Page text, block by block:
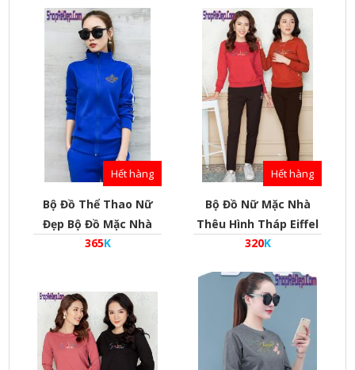
Bd010027
Bd010027
Hết hàng
Bộ Đồ Thể Thao Nữ
Đẹp Bộ Đồ Mặc Nhà
Thêu Hình Vương
365K
Hết hàng
Bộ Đồ Nữ Mặc Nhà
Thêu Hình Tháp Eiffel
Paris Siêu Khuyến Mãi
Mã Bd010026
320K